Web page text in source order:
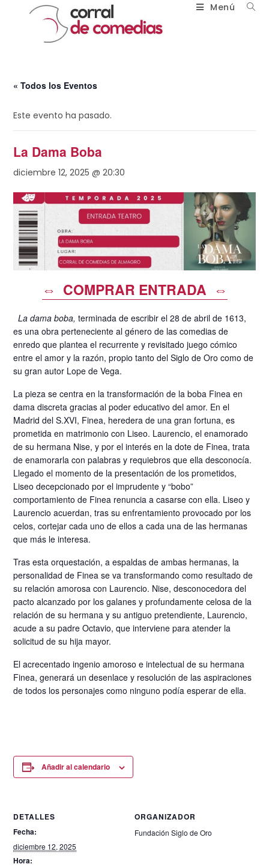
Menú
« Todos los Eventos
Este evento ha pasado.
La Dama Boba
diciembre 12, 2025 @ 20:30
⇔ COMPRAR ENTRADA ⇔
La dama boba, terminada de escribir el 28 de abril de 1613,
es una obra perteneciente al género de las comedias de
enredo que plantea el recurrente y revisitado juego cómico
entre el amor y la razón, propio tanto del Siglo de Oro como de
su gran autor Lope de Vega.
La pieza se centra en la transformación de la boba Finea en
dama discreta gracias al poder educativo del amor. En el
Madrid del S.XVI, Finea, heredera de una gran fortuna, es
prometida en matrimonio con Liseo. Laurencio, el enamorado
de su hermana Nise, y por el interés en la dote de Finea, trata
de enamorarla con palabras y requiebros que ella desconocía.
Llegado el momento de la presentación de los prometidos,
Liseo decepcionado por el imprudente y “bobo”
comportamiento de Finea renuncia a casarse con ella. Liseo y
Laurencio acuerdan, tras su enfrentamiento provocado por los
celos, cortejar cada uno de ellos a cada una de las hermanas
que más le interesa.
Tras esta orquestación, a espaldas de ambas hermanas, la
personalidad de Finea se va transformando como resultado de
su relación amorosa con Laurencio. Nise, desconocedora del
pacto alcanzado por los galanes y profundamente celosa de la
relación de su hermana y su antiguo pretendiente, Laurencio,
acude a su padre Octavio, que interviene para atender la
solicitud de su hija mayor.
El acrecentado ingenio amoroso e intelectual de su hermana
Finea, generará un desenlace y resolución de las aspiraciones
de todos los personajes como ninguno podía esperar de ella.
Añadir al calendario
DETALLES
Fecha:
diciembre 12, 2025
Hora:
ORGANIZADOR
Fundación Siglo de Oro